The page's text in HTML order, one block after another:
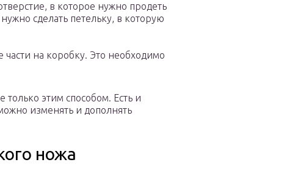
в которое нужно продеть
сделать петельку, в которую
на коробку. Это необходимо
только этим способом. Есть и
изменять и дополнять
ножа